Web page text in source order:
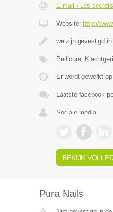
E-mail › Les
Website: http://
we zijn gevestigd
Pedicure,
Er wordt gewerkt
Laatste facebook
Sociale media:
BEKIJK
Pura Nails